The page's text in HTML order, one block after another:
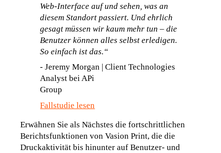
Web-Interface auf und sehen, was an
diesem Standort passiert. Und ehrlich
gesagt müssen wir kaum mehr tun – die
Benutzer können alles selbst erledigen.
So einfach ist das.“
- Jeremy Morgan | Client Technologies
Analyst bei APi
Group
Fallstudie lesen
Erwähnen Sie als Nächstes die fortschrittlichen
Berichtsfunktionen von Vasion Print, die die
Druckaktivität bis hinunter auf Benutzer- und